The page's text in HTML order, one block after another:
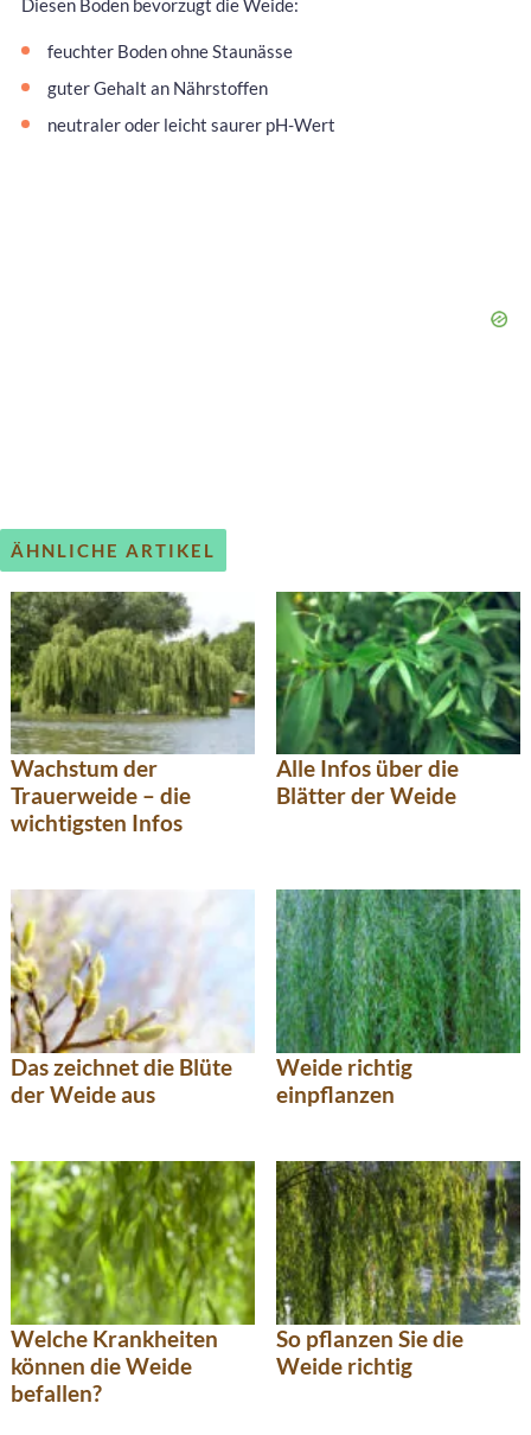
feuchter Boden ohne Staunässe
guter Gehalt an Nährstoffen
neutraler oder leicht saurer pH-Wert
ÄHNLICHE ARTIKEL
Wachstum der
Trauerweide – die
wichtigsten Infos
Alle Infos über die
Blätter der Weide
Das zeichnet die Blüte
der Weide aus
Weide richtig
einpflanzen
Welche Krankheiten
können die Weide
befallen?
So pflanzen Sie die
Weide richtig